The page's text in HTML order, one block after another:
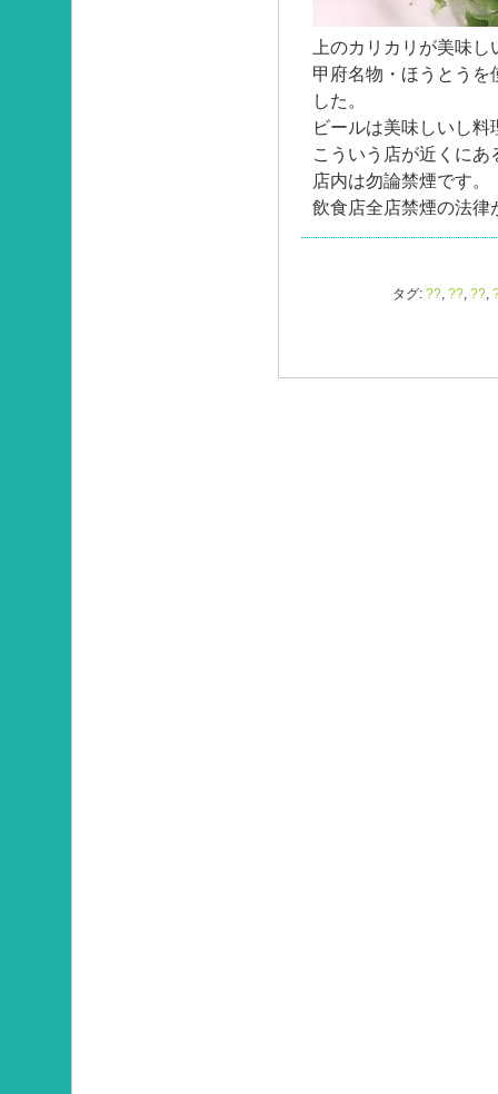
上のカリカリが美味し
甲府名物・ほうとう
した。
ビールは美味しいし
こういう店が近くに
店内は勿論禁煙です。
飲食店全店禁煙の法律
タグ: ??, ??, ??,